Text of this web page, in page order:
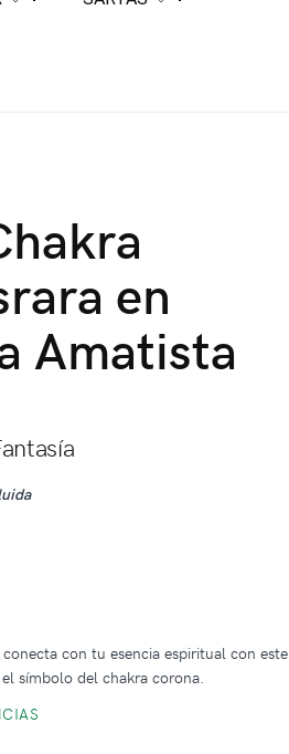
en
Amatista
con tu esencia espiritual con este
símbolo del chakra corona.